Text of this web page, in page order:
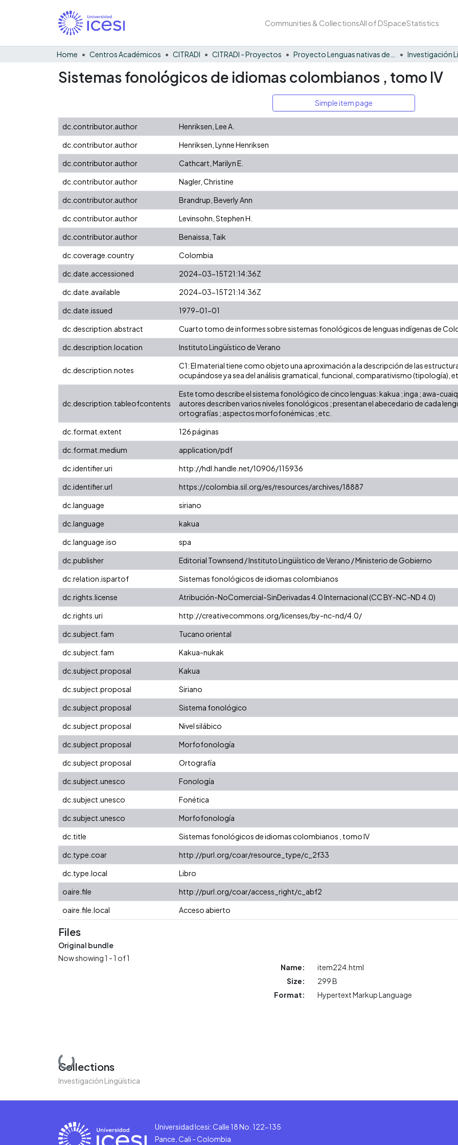
Communities & CollectionsAll of DSpaceStatistics
Home Centros Académicos CITRADI CITRADI - Proyectos Investigación
Sistemas fonológicos de idiomas colombianos , tomo IV
Simple item page
dc.contributor.author
Henriksen, Lee A.
dc.contributor.author
Henriksen, Lynne Henriksen
dc.contributor.author
Cathcart, Marilyn E.
dc.contributor.author
Nagler, Christine
dc.contributor.author
Brandrup, Beverly Ann
dc.contributor.author
Levinsohn, Stephen H.
dc.contributor.author
Benaissa, Taik
dc.coverage.country
Colombia
dc.date.accessioned
2024-03-15T21:14:36Z
dc.date.available
2024-03-15T21:14:36Z
dc.date.issued
1979-01-01
dc.description.abstract
Cuarto tomo de informes sobre sistemas fonológicos de lenguas indígenas de
dc.description.location
Instituto Lingüístico de Verano
dc.description.notes
C1: El material tiene como objeto una aproximación a la descripción de las
ocupándose ya sea del análisis gramatical, funcional, comparativismo (tipología),
dc.description.tableofcontents
Este tomo describe el sistema fonológico de cinco lenguas: kakua ; inga ; awa-
autores describen varios niveles fonológicos ; presentan el abecedario de cada
ortografías ; aspectos morfofonémicas ; etc.
dc.format.extent
126 páginas
dc.format.medium
application/pdf
dc.identifier.uri
http://hdl.handle.net/10906/115936
dc.identifier.url
https://colombia.sil.org/es/resources/archives/18887
dc.language
siriano
dc.language
kakua
dc.language.iso
spa
dc.publisher
Editorial Townsend / Instituto Lingüístico de Verano / Ministerio de Gobierno
dc.relation.ispartof
Sistemas fonológicos de idiomas colombianos
dc.rights.license
Atribución-NoComercial-SinDerivadas 4.0 Internacional (CC BY-NC-ND 4.0)
dc.rights.uri
http://creativecommons.org/licenses/by-nc-nd/4.0/
dc.subject.fam
Tucano oriental
dc.subject.fam
Kakua-nukak
dc.subject.proposal
Kakua
dc.subject.proposal
Siriano
dc.subject.proposal
Sistema fonológico
dc.subject.proposal
Nivel silábico
dc.subject.proposal
Morfofonología
dc.subject.proposal
Ortografía
dc.subject.unesco
Fonología
dc.subject.unesco
Fonética
dc.subject.unesco
Morfofonología
dc.title
Sistemas fonológicos de idiomas colombianos , tomo IV
dc.type.coar
http://purl.org/coar/resource_type/c_2f33
dc.type.local
Libro
oaire.file
http://purl.org/coar/access_right/c_abf2
oaire.file.local
Acceso abierto
Files
Original bundle
Now showing1 - 1 of 1
Loading...
Name:
item224.html
Size:
299 B
Format:
Hypertext Markup Language
Collections
Investigación Lingüística
Universidad Icesi: Calle 18 No. 122-135
Pance, Cali - Colombia